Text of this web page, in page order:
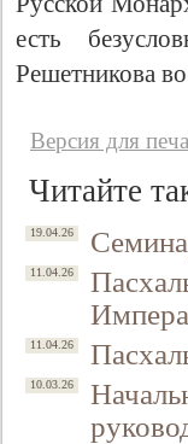
есть
Решетникова
Версия для
Читайте
19.04.26
11.04.26
11.04.26
10.03.26